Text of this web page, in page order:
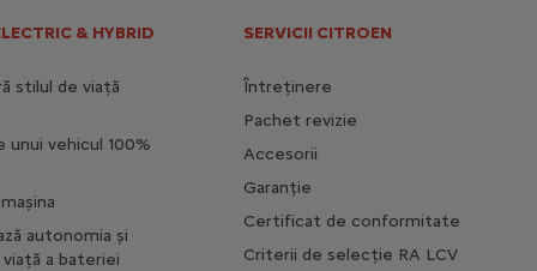
& HYBRID
stilul de viață
unui vehicul 100%
autonomia și
a bateriei
SERVICII CITROEN
Întreținere
Pachet revizie
Accesorii
Garanție
Certificat de conformitate
Criterii de selecție RA LCV